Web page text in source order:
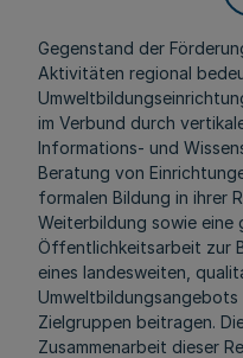
Gegenstand der
Aktivitäten regional
im Verbund durch
Informations- und
Beratung von
formalen Bildung in ihrer
Weiterbildung sowie eine
Öffentlichkeitsarbeit zur
eines landesweiten,
Zielgruppen beitragen.
Zusammenarbeit dieser